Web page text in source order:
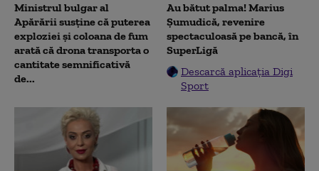
Ministrul bulgar al
Apărării susține că puterea
exploziei și coloana de fum
arată că drona transporta o
cantitate semnificativă
de...
Au bătut palma! Marius
Șumudică, revenire
spectaculoasă pe bancă, în
SuperLigă
Descarcă aplicația Digi
Sport